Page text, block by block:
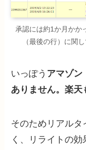
承認には約1か月かか
（最後の行）に関
いっぽう アマゾン
ありません。楽天
そのためリアルタ
く、リライトの